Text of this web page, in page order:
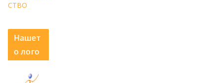
СТВО
Нашет
о лого